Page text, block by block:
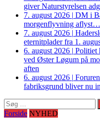
giver Naturstyrelsen
7. august 2026 | DM i
morgenflyvning aflyst…
7. august 2026 |
eternitplader fra 1.
6. august 2026 | Politiet
ved Øster Løgum på
aften
6. august 2026 |
fabriksgrund bliver nu
Søg
efter:
Forside NYHED